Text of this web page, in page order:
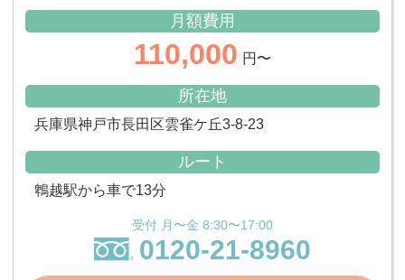
月額費用
110,000 円〜
所在地
兵庫県神戸市長田区雲雀ケ丘3-8-23
ルート
鵯越駅から車で13分
受付 月〜金 8:30〜17:00
0120-21-8960